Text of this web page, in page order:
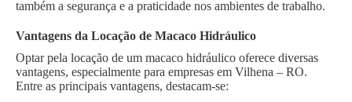
também a segurança e a praticidade nos ambientes de trabalho.
Vantagens da Locação de Macaco Hidráulico
Optar pela locação de um macaco hidráulico oferece diversas
vantagens, especialmente para empresas em Vilhena – RO.
Entre as principais vantagens, destacam-se: